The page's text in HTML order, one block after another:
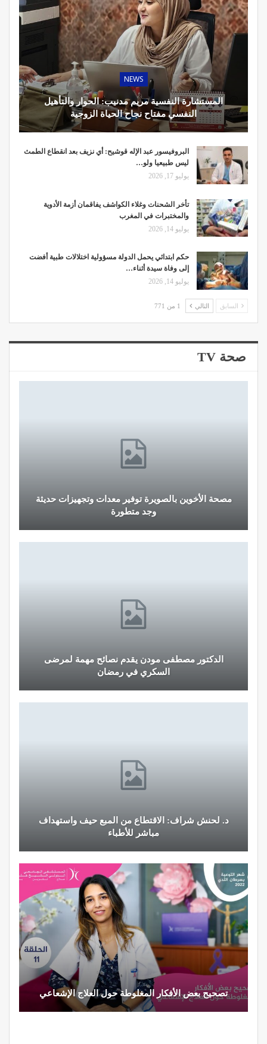
NEWS
المستشارة النفسية مريم مدنيب: الحوار والتأهيل
النفسي مفتاح نجاح الحياة الزوجية
البروفيسور عبد الإله قوشيح: أي نزيف بعد انقطاع الطمث
ليس طبيعيا ولو…
يوليو 17, 2026
تأخر الشحنات وغلاء الكواشف يفاقمان أزمة الأدوية
والمختبرات في المغرب
يوليو 14, 2026
حكم ابتدائي يحمل الدولة مسؤولية اختلالات طبية أفضت
إلى وفاة سيدة أثناء…
يوليو 14, 2026
السابق التالي 1 من 771
صحة TV
مصحة الأخوين بالصويرة توفير معدات وتجهيزات حديثة
وجد متطورة
الدكتور مصطفى مودن يقدم نصائح مهمة لمرضى
السكري في رمضان
د. لحنش شراف: الاقتطاع من المبع حيف واستهداف
مباشر للأطباء
تصحيح بعض الأفكار المغلوطة حول العلاج الإشعاعي